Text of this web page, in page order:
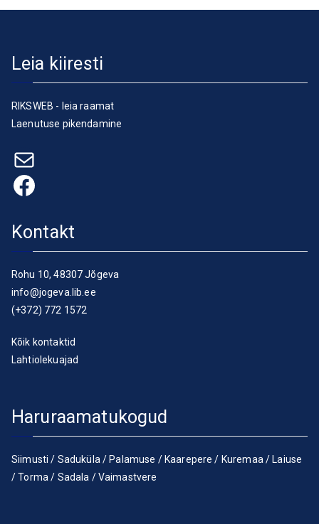
Leia kiiresti
RIKSWEB - leia raamat
Laenutuse pikendamine
E-post
Facebook
Kontakt
Rohu 10, 48307 Jõgeva
info@jogeva.lib.ee
(+372) 772 1572
Kõik kontaktid
Lahtiolekuajad
Haruraamatukogud
Siimusti / Saduküla / Palamuse / Kaarepere / Kuremaa / Laiuse
/Torma / Sadala /Vaimastvere